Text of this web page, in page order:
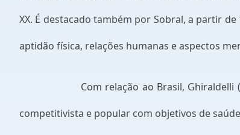
XX. É destacado também por Sobral, a partir
aptidão física, relações humanas e aspectos
Com relação ao Brasil, Ghiraldelli
competitivista e popular com objetivos de